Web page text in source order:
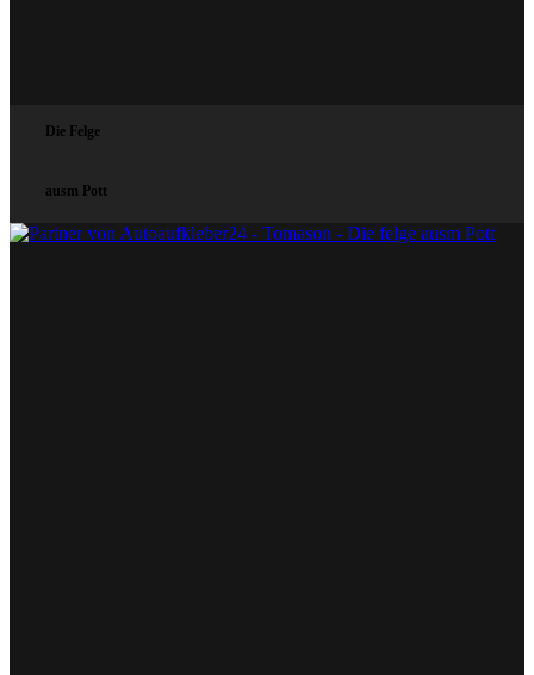
Die Felge
ausm Pott